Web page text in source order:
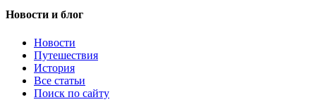
Новости и блог
Новости
Путешествия
История
Все статьи
Поиск по сайту